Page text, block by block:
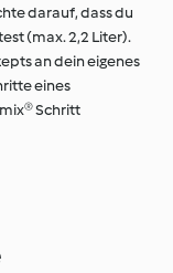
darauf, dass du
(max. 2,2 Liter).
an dein eigenes
eines
Schritt